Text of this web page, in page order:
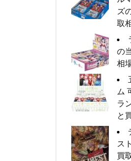
ズ
取
の
相
ム
ラ
と
ス
買